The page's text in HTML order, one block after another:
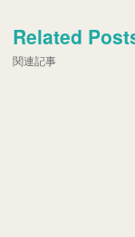
Related
関連記事